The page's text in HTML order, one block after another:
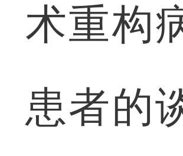
术重构
患者的